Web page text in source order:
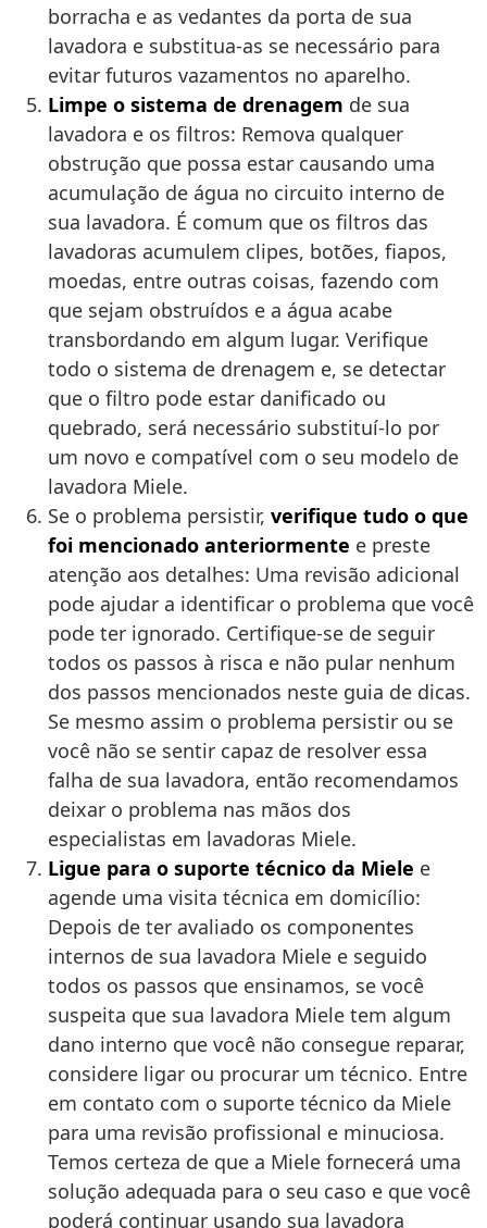
borracha e as vedantes da porta de sua
lavadora e substitua-as se necessário para
evitar futuros vazamentos no aparelho.
Limpe o sistema de drenagem de sua
lavadora e os filtros: Remova qualquer
obstrução que possa estar causando uma
acumulação de água no circuito interno de
sua lavadora. É comum que os filtros das
lavadoras acumulem clipes, botões, fiapos,
moedas, entre outras coisas, fazendo com
que sejam obstruídos e a água acabe
transbordando em algum lugar. Verifique
todo o sistema de drenagem e, se detectar
que o filtro pode estar danificado ou
quebrado, será necessário substituí-lo por
um novo e compatível com o seu modelo de
lavadora Miele.
Se o problema persistir, verifique tudo o que
foi mencionado anteriormente e preste
atenção aos detalhes: Uma revisão adicional
pode ajudar a identificar o problema que você
pode ter ignorado. Certifique-se de seguir
todos os passos à risca e não pular nenhum
dos passos mencionados neste guia de dicas.
Se mesmo assim o problema persistir ou se
você não se sentir capaz de resolver essa
falha de sua lavadora, então recomendamos
deixar o problema nas mãos dos
especialistas em lavadoras Miele.
Ligue para o suporte técnico da Miele e
agende uma visita técnica em domicílio:
Depois de ter avaliado os componentes
internos de sua lavadora Miele e seguido
todos os passos que ensinamos, se você
suspeita que sua lavadora Miele tem algum
dano interno que você não consegue reparar,
considere ligar ou procurar um técnico. Entre
em contato com o suporte técnico da Miele
para uma revisão profissional e minuciosa.
Temos certeza de que a Miele fornecerá uma
solução adequada para o seu caso e que você
poderá continuar usando sua lavadora